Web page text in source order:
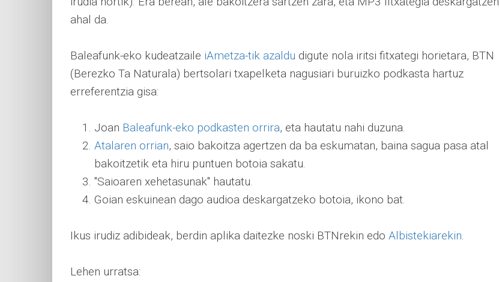
ahal da.
Baleafunk-eko kudeatzaile iAmetza-tik azaldu digute nola iritsi fitxategi horietara, BTN
(Berezko Ta Naturala) bertsolari txapelketa nagusiari buruizko podkasta hartuz
erreferentzia gisa:
Joan Baleafunk-eko podkasten orrira, eta hautatu nahi duzuna.
Atalaren orrian, saio bakoitza agertzen da ba eskumatan, baina sagua pasa atal
bakoitzetik eta hiru puntuen botoia sakatu.
"Saioaren xehetasunak" hautatu.
Goian eskuinean dago audioa deskargatzeko botoia, ikono bat.
Ikus irudiz adibideak, berdin aplika daitezke noski BTNrekin edo Albistekiarekin.
Lehen urratsa: